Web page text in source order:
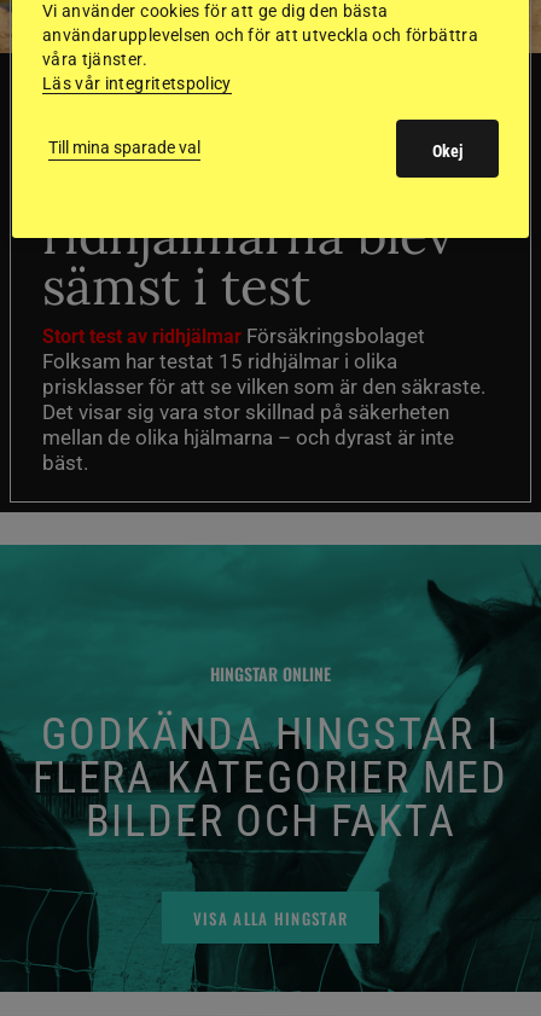
SVERIGE
ridhjälmarna blev
sämst i test
Stort test av ridhjälmar Försäkringsbolaget
Folksam har testat 15 ridhjälmar i olika
prisklasser för att se vilken som är den säkraste.
Det visar sig vara stor skillnad på säkerheten
mellan de olika hjälmarna – och dyrast är inte
bäst.
HINGSTAR ONLINE
GODKÄNDA HINGSTAR I
FLERA KATEGORIER MED
BILDER OCH FAKTA
VISA ALLA HINGSTAR
Vi använder cookies för att ge dig den bästa
användarupplevelsen och för att utveckla och förbättra
våra tjänster.
Läs vår integritetspolicy
Till mina sparade val Okej